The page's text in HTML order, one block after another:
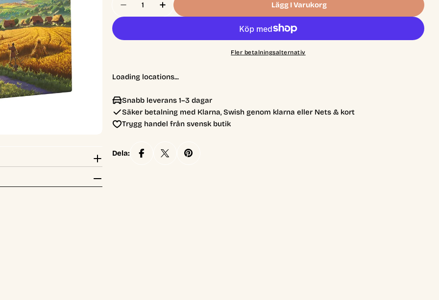
Minska Antal För Catan - 6th Edition (Sv)
Öka Antal För Catan - 6th Edition (Sv)
Lägg I Varukorg
Fler betalningsalternativ
Loading locations...
Snabb leverans 1–3 dagar
Säker betalning med Klarna, Swish genom klarna eller Nets & kort
Trygg handel från svensk butik
Dela: